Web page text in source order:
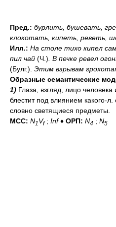
Пред.: бурлить, бушевать,
клокотать, кипеть, реветь,
Илл.: На столе тихо кипел
пил чай (Ч.) . В печке ревел
(Булг.). Этим взрывам
Образные семантические
1) Глаза, взгляд, лицо человека
блестит под влиянием какого-л.
словно светящиеся предметы.
МСС: N1 Vf; Inf ♦ ОРП: N4 ; N5